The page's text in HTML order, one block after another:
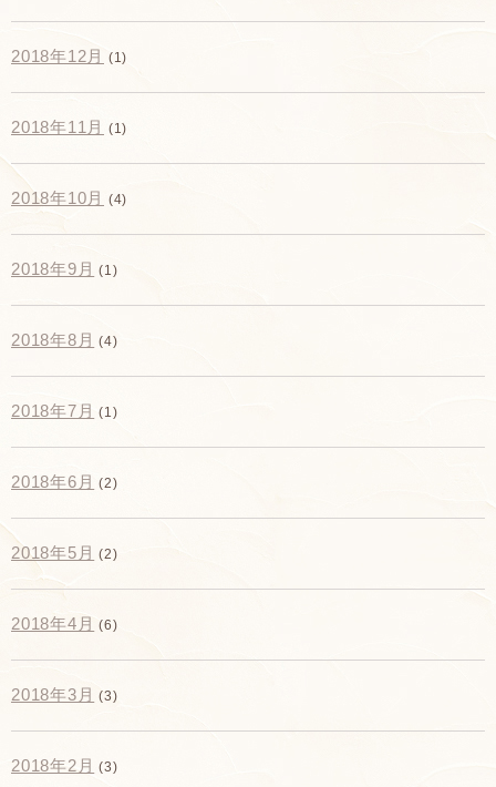
2018年12月 (1)
2018年11月 (1)
2018年10月 (4)
2018年9月 (1)
2018年8月 (4)
2018年7月 (1)
2018年6月 (2)
2018年5月 (2)
2018年4月 (6)
2018年3月 (3)
2018年2月 (3)